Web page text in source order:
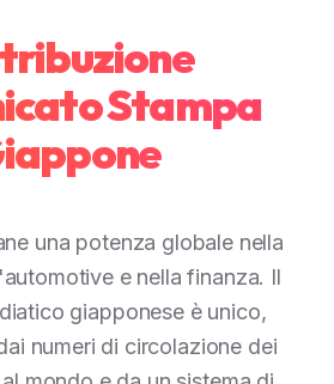
Stampa
una potenza globale nella
e nella finanza. Il
giapponese è unico,
numeri di circolazione dei